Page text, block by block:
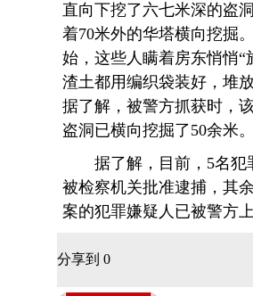
直向下挖了六七米深的盗
着70米外的华塔横向挖掘
始，这些人瞒着房东悄悄“
渣土都用编织袋装好，堆
据了解，被警方抓获时，
盗洞已横向挖掘了50余米。
据了解，目前，5名犯
被检察机关批准逮捕，其
案的犯罪嫌疑人已被警方上
分享到 0